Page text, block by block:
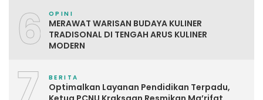
6 OPINI
MERAWAT WARISAN BUDAYA KULINER
TRADISONAL DI TENGAH ARUS KULINER
MODERN
7 BERITA
Optimalkan Layanan Pendidikan Terpadu,